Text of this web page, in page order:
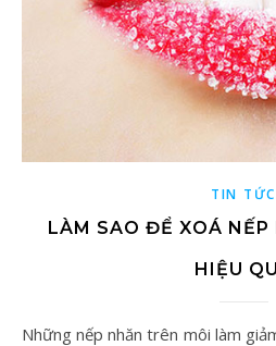
TIN TỨC
LÀM SAO ĐỂ XOÁ NẾP
HIỆU
Những nếp nhăn trên môi làm giảm đi vẻ đẹp của đôi môi và